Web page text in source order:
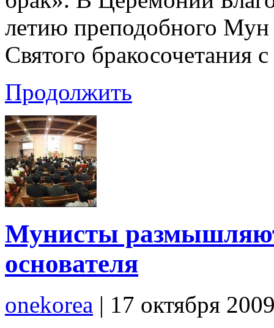
летию преподобного
Святого
Продолжить
Мунисты размышляют
основателя
onekorea | 17 октября